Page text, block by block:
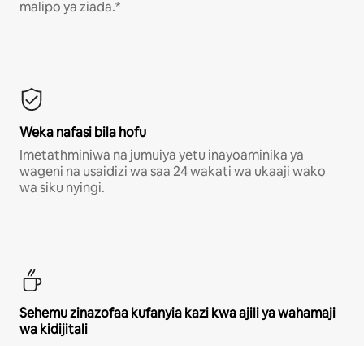
malipo ya ziada.*
Weka nafasi bila hofu
Imetathminiwa na jumuiya yetu inayoaminika ya
wageni na usaidizi wa saa 24 wakati wa ukaaji wako
wa siku nyingi.
Sehemu zinazofaa kufanyia kazi kwa ajili ya wahamaji
wa kidijitali